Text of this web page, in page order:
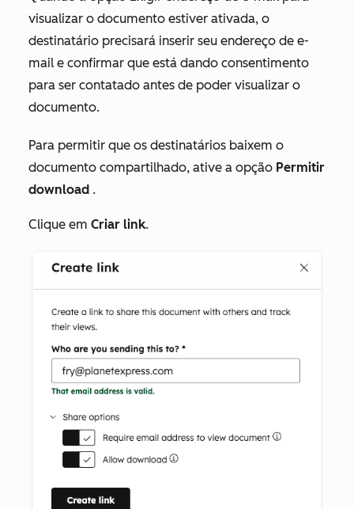
visualizar o documento estiver ativada, o
destinatário precisará inserir seu endereço de e-
mail e confirmar que está dando consentimento
para ser contatado antes de poder visualizar o
documento.
Para permitir que os destinatários baixem o
documento compartilhado, ative a opção Permitir
download .
Clique em Criar link.